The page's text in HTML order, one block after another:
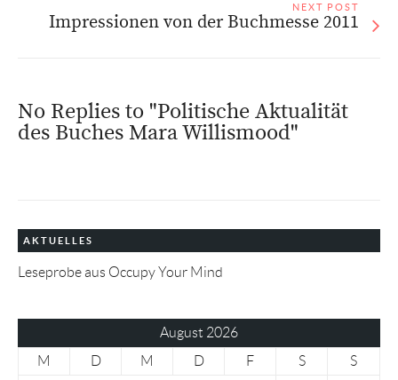
NEXT POST
Impressionen von der Buchmesse 2011
No Replies to "Politische Aktualität
des Buches Mara Willismood"
AKTUELLES
Leseprobe aus Occupy Your Mind
August 2026
M
D M D F S S